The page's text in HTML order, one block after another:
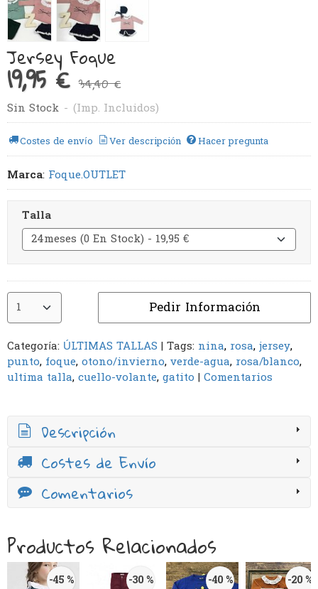
Jersey Foque
19,95 € 34,40 €
Sin Stock - (Imp. Incluidos)
Costes de envío Ver descripción Hacer pregunta
Marca: Foque.OUTLET
Talla
Pedir Información
Categoría: ÚLTIMAS TALLAS | Tags: nina rosa jersey
punto foque otono/invierno verde-agua rosa/blanco
ultima talla cuello-volante gatito | Comentarios
Descripción
Costes de Envío
Comentarios
Productos Relacionados
-45 % -30 % -40 % -20 %